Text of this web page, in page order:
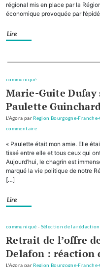
Régions,
la
pour
le
tourisme
de
régional mis en place par la
économique provoquée par
Lire
communiqué
Marie-Guite Dufay
Paulette
L'Agora par Region Bourgogne-
commentaireon
autres
Régions,
plan
d’investissement
pour
« Paulette était mon amie. Elle
tissé entre elle et tous ceux qui
Aujourd’hui, le chagrin est
marqué la vie politique de notre
[…]
Lire
communiqué - Sélection de la rédaction
Retrait de l’offre
Delafon : réaction
L'Agora par Region Bourgogne-